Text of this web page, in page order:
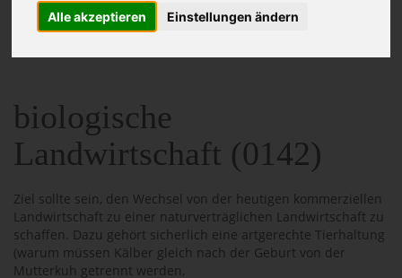
Alle akzeptieren Einstellungen ändern
SIE SIND HIER: SCHUTZ UND FÖRDERUNG
140_NATURSCHUTZ
biologische
Landwirtschaft (0142)
Ziel sollte sein, den Wechsel von der heutigen kommerziellen
Landwirtschaft zu einer naturverträglichen Landwirtschaft zu
schaffen. Dazu gehört sicherlich eine artgerechte Tierhaltung
(warum müssen Kälber gleich nach der Geburt von der
Mutterkuh getrennt werden,